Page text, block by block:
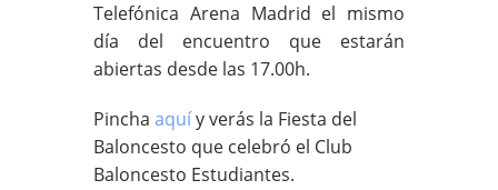
Telefónica Arena Madrid el mismo
día del encuentro que estarán
abiertas desde las 17.00h.
Pincha aquíy verás la Fiesta del
Baloncesto que celebró el Club
Baloncesto Estudiantes.